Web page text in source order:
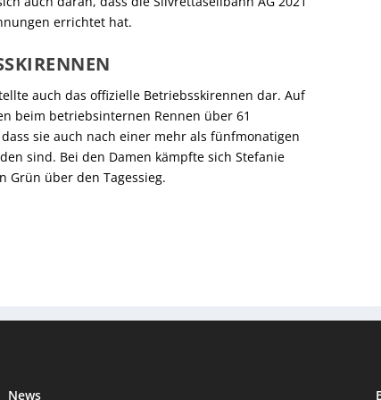
errichtet hat.
auch das offizielle Betriebsskirennen dar. Auf
beim betriebsinternen Rennen über 61
sie auch nach einer mehr als fünfmonatigen
sind. Bei den Damen kämpfte sich Stefanie
Grün über den Tagessieg.
News